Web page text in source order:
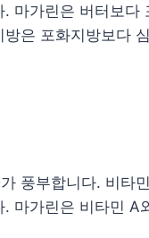
마가린은 버터보
은 포화지방보다
풍부합니다. 비타
마가린은 비타민 A